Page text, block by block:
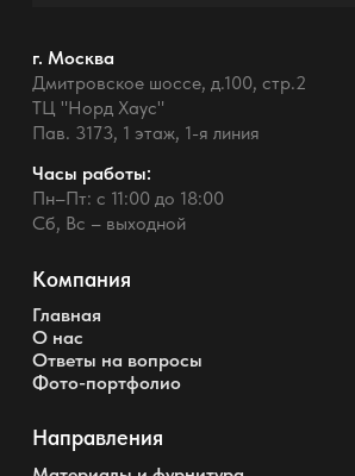
г. Москва
Дмитровское шоссе, д.100, стр.2
ТЦ "Норд Хаус"
Пав. 3173, 1 этаж, 1-я линия
Часы работы:
Пн–Пт: с 11:00 до 18:00
Сб, Вс – выходной
Компания
Главная
О нас
Ответы на вопросы
Фото-портфолио
Направления